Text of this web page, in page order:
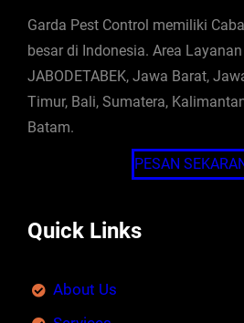
Garda Pest Control memiliki
besar di Indonesia. Area
JABODETABEK, Jawa Barat,
Timur, Bali, Sumatera,
Batam.
PESAN
Quick Links
About Us